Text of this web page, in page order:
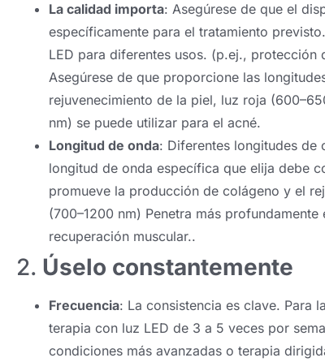
La calidad importa: Asegúrese de que el
específicamente para el tratamiento
LED para diferentes usos. (p.ej.,
Asegúrese de que proporcione las
rejuvenecimiento de la piel, luz roja
nm) se puede utilizar para el acné.
Longitud de onda: Diferentes longitudes de
longitud de onda específica que elija debe
promueve la producción de colágeno y el
(700–1200 nm) Penetra más
recuperación muscular..
2. Úselo constantemente
Frecuencia: La consistencia es clave. Para
terapia con luz LED de 3 a 5 veces por
condiciones más avanzadas o terapia